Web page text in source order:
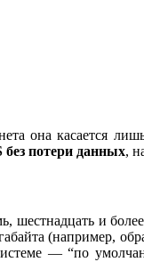
она касается
потери данных,
и
(например,
— “по